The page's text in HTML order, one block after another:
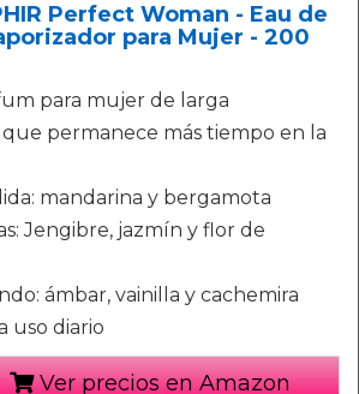
Perfect Woman - Eau de
para Mujer - 200
para mujer de larga
permanece más tiempo en la
mandarina y bergamota
Jengibre, jazmín y flor de
ámbar, vainilla y cachemira
uso diario
Ver precios en Amazon